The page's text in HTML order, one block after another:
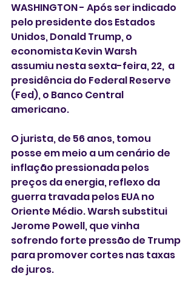
WASHINGTON - Após ser indicado
pelo presidente dos Estados
Unidos, Donald Trump, o
economista Kevin Warsh
assumiu nesta sexta-feira, 22,  a
presidência do Federal Reserve
(Fed), o Banco Central
americano.
O jurista, de 56 anos, tomou
posse em meio a um cenário de
inflação pressionada pelos
preços da energia, reflexo da
guerra travada pelos EUA no
Oriente Médio. Warsh substitui
Jerome Powell, que vinha
sofrendo forte pressão de Trump
para promover cortes nas taxas
de juros.